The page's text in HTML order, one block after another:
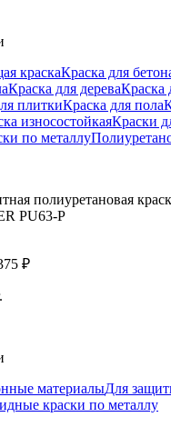
краскаКраска для
Краска для дереваКраска
плиткиКраска для пола
износостойкаяКраски
по металлу
полиуретановая
PU63-P
₽
материалыДля
краски по металлу